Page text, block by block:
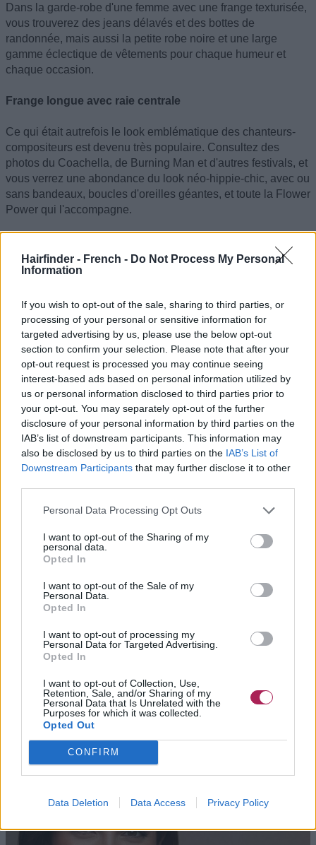
Hairfinder - French - Do Not Process My Personal
Information
If you wish to opt-out of the sale, sharing to third parties, or
processing of your personal or sensitive information for
targeted advertising by us, please use the below opt-out
section to confirm your selection. Please note that after your
opt-out request is processed you may continue seeing
interest-based ads based on personal information utilized by
us or personal information disclosed to third parties prior to
your opt-out. You may separately opt-out of the further
disclosure of your personal information by third parties on the
IAB’s list of downstream participants. This information may
also be disclosed by us to third parties on the IAB’s List of
Downstream Participants that may further disclose it to other
Personal Data Processing Opt Outs
I want to opt-out of the Sharing of my
personal data.
Opted In
I want to opt-out of the Sale of my
Personal Data.
Opted In
I want to opt-out of processing my
Personal Data for Targeted Advertising.
Opted In
I want to opt-out of Collection, Use,
Retention, Sale, and/or Sharing of my
Personal Data that Is Unrelated with the
Purposes for which it was collected.
Opted Out
CONFIRM
Data Deletion Data Access Privacy Policy
Dans la garde-robe d'une femme avec une frange texturisée,
vous trouverez des jeans délavés et des bottes de
randonnée, mais aussi la petite robe noire et une large
gamme éclectique de vêtements pour chaque humeur et
chaque occasion.
Frange longue avec raie centrale
Ce qui était autrefois le look emblématique des chanteurs-
compositeurs est devenu très populaire. Consultez des
photos du Coachella, de Burning Man et d'autres festivals, et
vous verrez une abondance du look néo-hippie-chic, avec ou
sans bandeaux, boucles d'oreilles géantes, et toute la Flower
Power qui l'accompagne.
Frange longue avec raie centrale
brise et oscillent avec chaque mouvement. Ce look est
tresses accentuées et se prête également aux coiffures
décontractées avec de longues mèches séductrices tombant
Frange latérale
Si vous voulez ajouter une asymétrie stylée à votre coiffure,
vous pouvez garder la même longueur de cheveux tout
côté peuvent faire l'affaire. De nombreuses
basées sur des coupes masculines présentent ce design
dynamique.